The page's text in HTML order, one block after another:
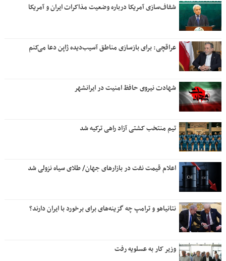
شفاف‌سازی آمریکا درباره وضعیت مذاکرات ایران و آمریکا
عراقچی: برای بازسازی مناطق آسیب‌دیده ژاپن دعا می‌کنم
شهادت نیروی حافظ امنیت در ایرانشهر
تیم منتخب کشتی آزاد راهی ترکیه شد
اعلام قیمت نفت در بازارهای جهان/ طلای سیاه نزولی شد
نتانیاهو و ترامپ چه گزینه‌های برای برخورد با ایران دارند؟
وزیر کار به عسلویه رفت